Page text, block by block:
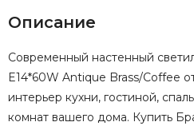
Описание
Современный настенный
E14*60W Antique Brass/Coffee
интерьер кухни, гостиной,
комнат вашего дома. Купить